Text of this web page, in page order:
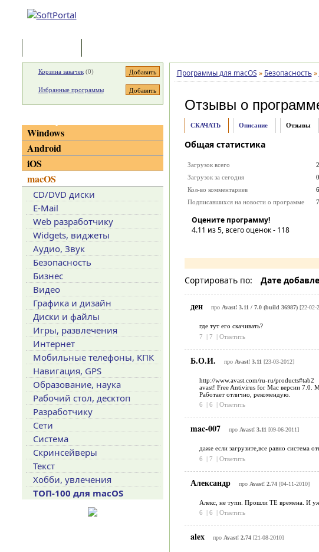
Программы для macOS » Безопасность »
Отзывы о
СКАЧАТЬ Описание Отзывы
Общая статистика
Загрузок всего
Загрузок за сегодня
0
Кол-во комментариев
6
Подписавшихся на новости о программе
Оцените программу!
4.11 из 5, всего оценок - 118
Сортировать по: Дате
ден про Avast! 3.11 / 7.0 (build 36987)[22-02-
где тут его скачивать?
7
| 7 | Ответить
Б.О.И. про Avast! 3.11 [23-03-2012]
http://www.avast.com/ru-ru/products#tab2
avast! Free Antivirus for Mac версии 7.0.
Работает отлично, рекомендую.
6
| 6 | Ответить
mac-007 про Avast! 3.11 [09-06-2011]
даже если загрузите,все равно система
6
| 7 | Ответить
Александр про Avast! 2.74[04-11-2010]
Алекс, не тупи. Прошли ТЕ времена. И
6
| 6 | Ответить
alex про Avast! 2.74[21-08-2010]
Корзина закачек(0)
Избранные программы
Windows
Android
iOS
macOS
CD/DVD диски
E-Mail
Web разработчику
Widgets, виджеты
Аудио, Звук
Безопасность
Бизнес
Видео
Графика и дизайн
Диски и файлы
Игры, развлечения
Интернет
Мобильные телефоны, КПК
Навигация, GPS
Образование, наука
Рабочий стол, десктоп
Разработчику
Сети
Система
Скринсейверы
Текст
Хобби, увлечения
ТОП-100 для macOS